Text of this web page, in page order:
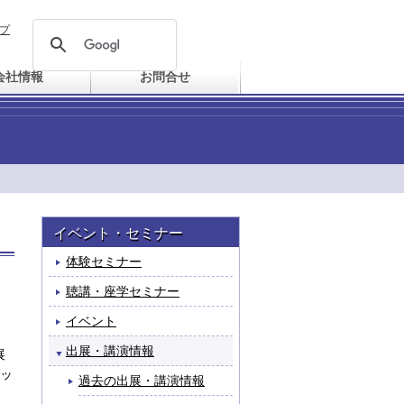
社情報 お問合せ
イベント・セミナー
体験セミナー
聴講・座学セミナー
イベント
出展・講演情報
過去の出展・講演情報